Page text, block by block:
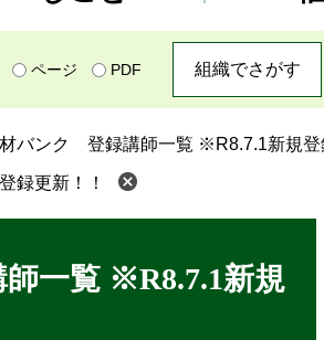
ページ PDF 組織でさがす
バンク 登録講師一覧 ※R8.7.1新規登
録更新！！
一覧 ※R8.7.1新規